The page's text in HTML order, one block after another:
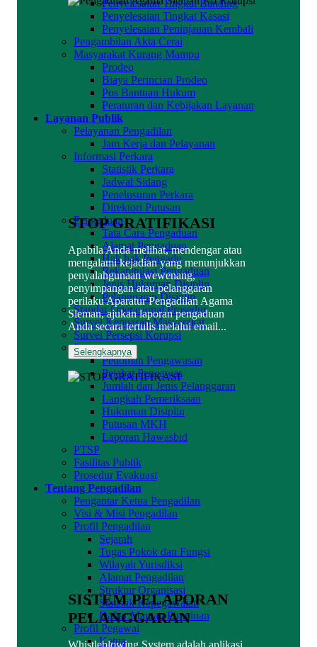
Penyelesaian Tingkat Banding
Penyelesaian Tingkat Kasasi
Penyelesaian Peninjauan Kembali
Pengambilan Akta Cerai
Masyarakat Kurang Mampu
Prodeo
Biaya Perincian Prodeo
Pos Bantuan Hukum
Peraturan dan Kebijakan Layanan
Layanan Publik
Pelayanan Pengadilan
Jam Kerja dan Pelayanan
Informasi Perkara
Statistik Perkara
Jadwal Sidang
Penelusuran Perkara
Direktori Putusan
Pengaduan
Tata Cara Pengaduan
Alamat Pengaduan
Hak hak Pengadu
Rekapitulasi Pengaduan
Jenis Hukuman Disiplin
Pelanggaran Disiplin
Standar Operasional Prosedur
Survei Kepuasan Masyarakat
Survei Persepsi Korupsi
Pengawasan
Pedoman Pengawasan
Pejabat Pengawas
Jumlah dan Jenis Pelanggaran
Langkah Pemeriksaan
Hukuman Disiplin
Putusan MKH
Laporan Hawasbid
PTSP
Fasilitas Publik
Prosedur Evakuasi
Tentang Pengadilan
Pengantar Ketua Pengadilan
Visi & Misi Pengadilan
Profil Pengadilan
Sejarah
Tugas Pokok dan Fungsi
Wilayah Yurisdiksi
Alamat Pengadilan
Struktur Organisasi
Statistik Kepegawaian
Daftar Mantan Pimpinan
Profil Pegawai
Ketua
STOP GRATIFIKASI
Apabila Anda melihat, mendengar atau
mengalami kejadian yang menunjukkan
penyalahgunaan wewenang,
penyimpangan atau pelanggaran
perilaku Aparatur Pengadilan Agama
Sleman, ajukan laporan pengaduan
Anda secara tertulis melalui email...
Selengkapnya
SISTEM PELAPORAN
PELANGGARAN
Whistleblowing System adalah aplikasi